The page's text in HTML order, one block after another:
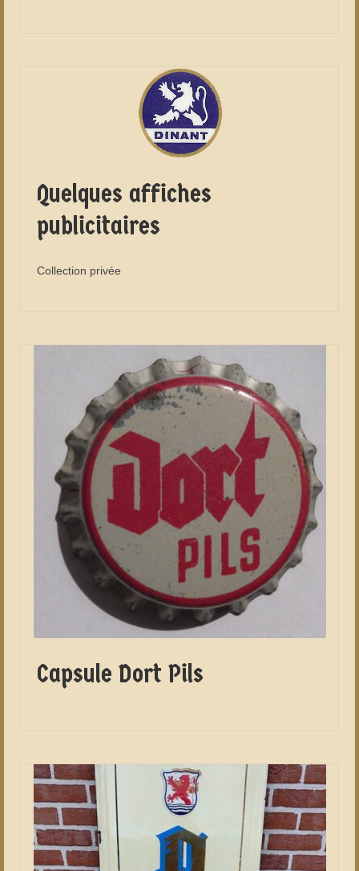
Quelques affiches
publicitaires
Collection privée
Capsule Dort Pils